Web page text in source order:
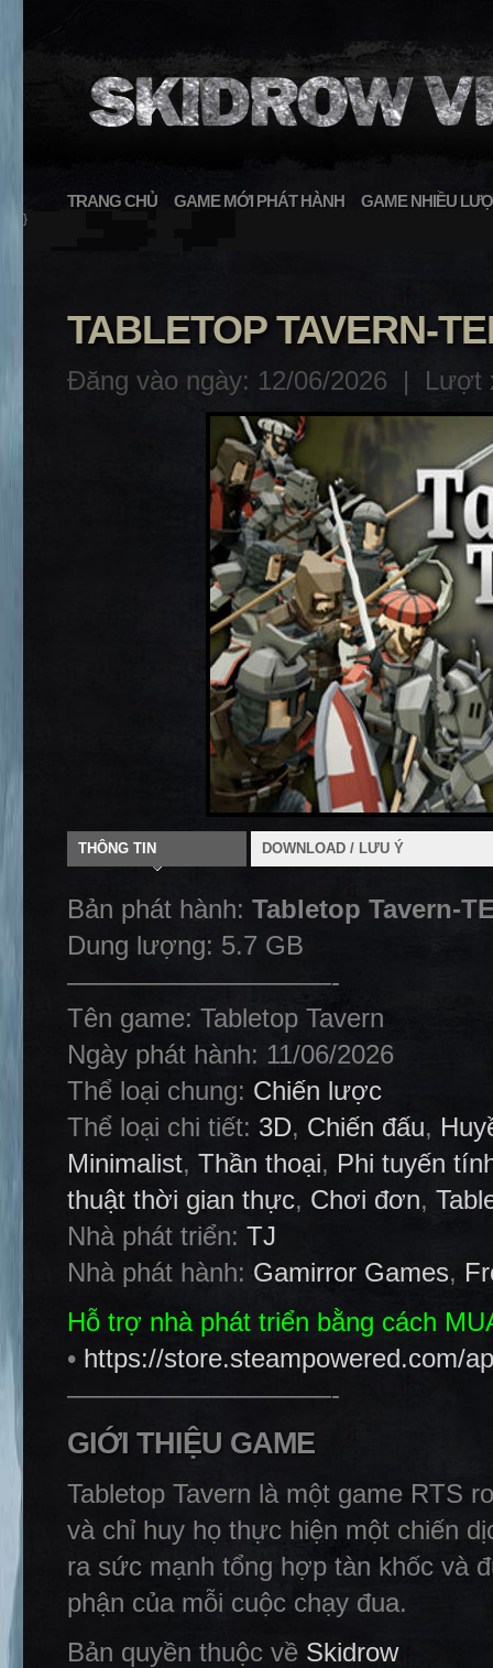
TRANG CHỦ GAME MỚI PHÁT HÀNH GAME NHIỀU
}
TABLETOP TAVERN-
Đăng vào ngày: 12/06/2026 | Lượt
THÔNG TIN DOWNLOAD / LƯU Ý
Bản phát hành: Tabletop Tavern-
Dung lượng: 5.7 GB
——————————-
Tên game: Tabletop Tavern
Ngày phát hành: 11/06/2026
Thể loại chung: Chiến lược
Thể loại chi tiết: 3D, Chiến đấu,
Minimalist, Thần thoại, Phi tuyến
thuật thời gian thực, Chơi đơn,
Nhà phát triển: TJ
Nhà phát hành: Gamirror Games,
Hỗ trợ nhà phát triển bằng cách
• https://store.steampowered.com/
——————————-
GIỚI THIỆU GAME
Tabletop Tavern là một game RTS
và chỉ huy họ thực hiện một chiến
ra sức mạnh tổng hợp tàn khốc và
phận của mỗi cuộc chạy đua.
Bản quyền thuộc về Skidrow